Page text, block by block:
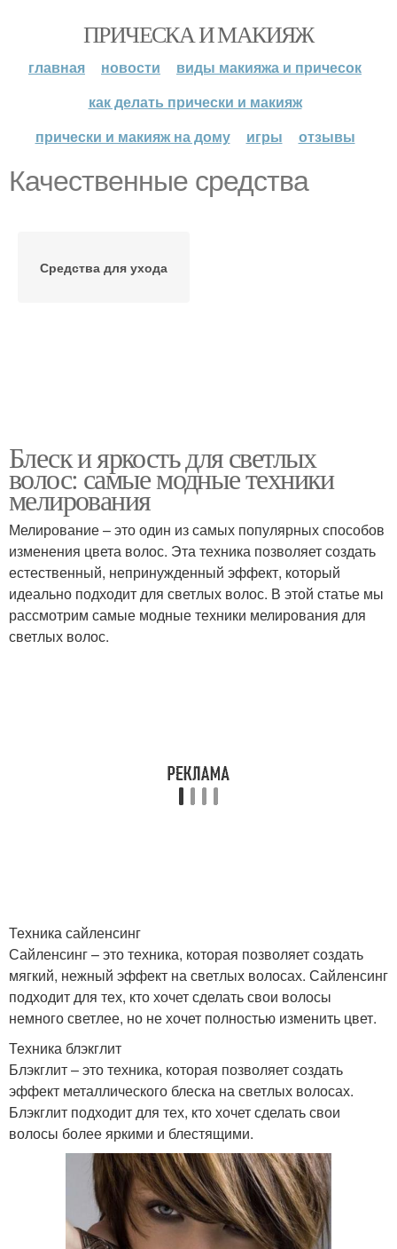
ПРИЧЕСКА И МАКИЯЖ
главная новости
виды макияжа и причесок
как делать прически и макияж
прически и макияж на дому
игры отзывы
Качественные средства
Средства для ухода
Блеск и яркость для светлых
волос: самые модные техники
мелирования
Мелирование – это один из самых популярных способов
изменения цвета волос. Эта техника позволяет создать
естественный, непринужденный эффект, который
идеально подходит для светлых волос. В этой статье мы
рассмотрим самые модные техники мелирования для
светлых волос.
Техника сайленсинг
Сайленсинг – это техника, которая позволяет создать
мягкий, нежный эффект на светлых волосах. Сайленсинг
подходит для тех, кто хочет сделать свои волосы
немного светлее, но не хочет полностью изменить цвет.
Техника блэкглит
Блэкглит – это техника, которая позволяет создать
эффект металлического блеска на светлых волосах.
Блэкглит подходит для тех, кто хочет сделать свои
волосы более яркими и блестящими.